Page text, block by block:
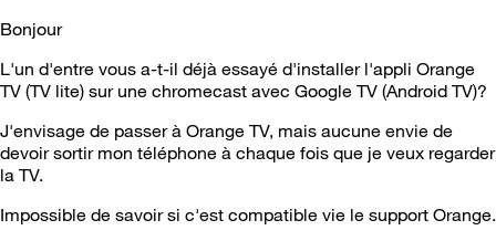
Bonjour
L'un d'entre vous a-t-il déjà essayé d'installer l'appli Orange
TV (TV lite) sur une chromecast avec Google TV (Android TV)?
J'envisage de passer à Orange TV, mais aucune envie de
devoir sortir mon téléphone à chaque fois que je veux regarder
la TV.
Impossible de savoir si c'est compatible vie le support Orange.